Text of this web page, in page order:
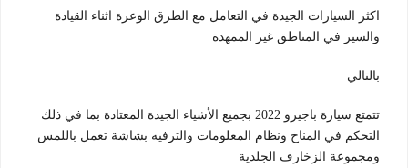
اكثر السيارات الجيدة في التعامل مع الطرق الوعرة اثناء القيادة
والسير في المناطق غير الممهدة
بالتالي
تتمتع سيارة باجيرو 2022 بجميع الأشياء الجيدة المعتادة بما في ذلك
التحكم في المناخ ونظام المعلومات والترفيه بشاشة تعمل باللمس
ومجموعة الزخارف الجلدية